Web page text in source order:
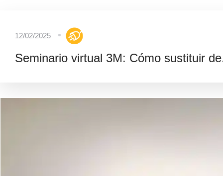
12/02/2025
Seminario virtual 3M: Cómo sustituir